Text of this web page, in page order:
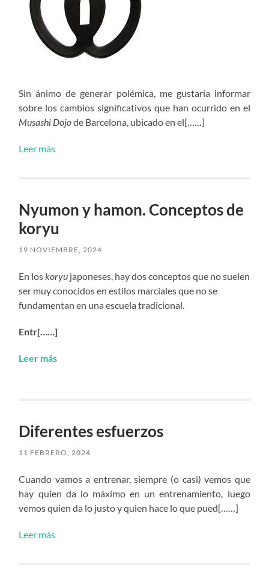
Sin ánimo de generar polémica, me gustaría informar
sobre los cambios significativos que han ocurrido en el
Musashi Dojode Barcelona, ubicado en el[……]
Leer más
Nyumon y hamon. Conceptos de
koryu
19 NOVIEMBRE, 2024
En loskoryu japoneses, hay dos conceptos que no suelen
ser muy conocidos en estilos marciales que no se
fundamentan en una escuela tradicional.
Entr[……]
Leer más
Diferentes esfuerzos
11 FEBRERO, 2024
Cuando vamos a entrenar, siempre (o casi) vemos que
hay quien da lo máximo en un entrenamiento, luego
vemos quien da lo justo y quien hace lo que pued[……]
Leer más